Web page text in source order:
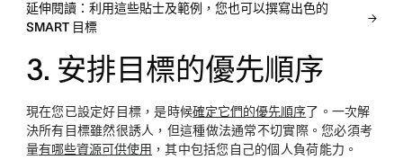
延伸閱讀：利用這些貼士及範例，您也可以撰寫出色的
SMART 目標
3. 安排目標的優先順序
現在您已設定好目標，是時候確定它們的優先順序了。一次解
決所有目標雖然很誘人，但這種做法通常不切實際。您必須考
量有哪些資源可供使用 ，其中包括您自己的個人負荷能力。